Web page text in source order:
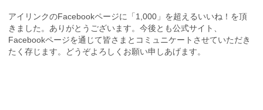
アイリンクのFacebookページに「1,000」を超えるいいね！を頂
きました。ありがとうございます。今後とも公式サイト、
Facebookページを通じて皆さまとコミュニケートさせていただき
たく存じます。どうぞよろしくお願い申しあげます。